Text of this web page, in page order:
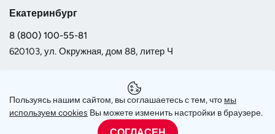
Екатеринбург
8 (800) 100-55-81
620103, ул. Окружная, дом 88, литер Ч
8 (800) 100-55-81
443013, Московское шоссе 17, оф. 2001
Пользуясь нашим сайтом, вы соглашаетесь с тем, что мы
используем сookies Вы можете изменить настройки в браузере.